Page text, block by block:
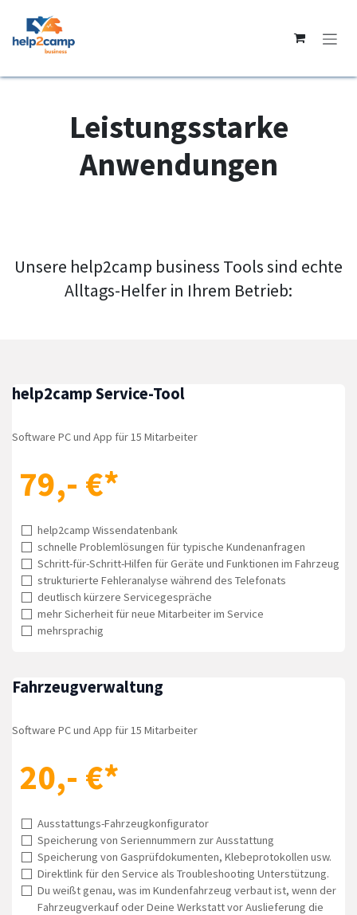
Leistungsstarke
Anwendungen
Unsere help2camp business Tools sind echte
Alltags-Helfer in Ihrem Betrieb:
help2camp Service-Tool
Software PC und App für 15 Mitarbeiter
79,- €*
help2camp Wissendatenbank
schnelle Problemlösungen für typische Kundenanfragen
Schritt-für-Schritt-Hilfen für Geräte und Funktionen im Fahrzeug
strukturierte Fehleranalyse während des Telefonats
deutlisch kürzere Servicegespräche
mehr Sicherheit für neue Mitarbeiter im Service
mehrsprachig
Fahrzeugverwaltung
Software PC und App für 15 Mitarbeiter
20,- €*
Ausstattungs-Fahrzeugkonfigurator
Speicherung von Seriennummern zur Ausstattung
Speicherung von Gasprüfdokumenten, Klebeprotokollen usw.
Direktlink für den Service als Troubleshooting Unterstützung.
Du weißt genau, was im Kundenfahrzeug verbaut ist, wenn der
Fahrzeugverkauf oder Deine Werkstatt vor Auslieferung die